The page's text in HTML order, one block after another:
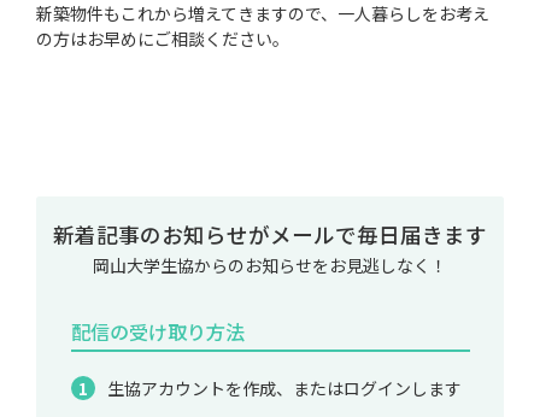
新築物件もこれから増えてきますので、一人暮らしをお考え
の方はお早めにご相談ください。
新着記事のお知らせがメールで毎日届きます
岡山大学生協からのお知らせをお見逃しなく！
配信の受け取り方法
生協アカウントを作成、またはログインします